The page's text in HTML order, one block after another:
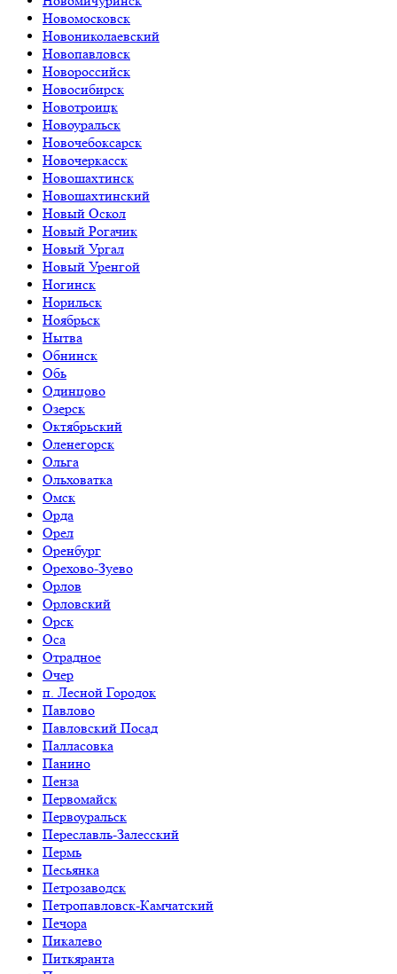
Новомосковск
Новониколаевский
Новопавловск
Новороссийск
Новосибирск
Новотроицк
Новоуральск
Новочебоксарск
Новочеркасск
Новошахтинск
Новошахтинский
Новый Оскол
Новый Рогачик
Новый Ургал
Новый Уренгой
Ногинск
Норильск
Ноябрьск
Нытва
Обнинск
Обь
Одинцово
Озерск
Октябрьский
Оленегорск
Ольга
Ольховатка
Омск
Орда
Орел
Оренбург
Орехово-Зуево
Орлов
Орловский
Орск
Оса
Отрадное
Очер
п. Лесной Городок
Павлово
Павловский Посад
Палласовка
Панино
Пенза
Первомайск
Первоуральск
Переславль-Залесский
Пермь
Песьянка
Петрозаводск
Петропавловск-Камчатский
Печора
Пикалево
Питкяранта